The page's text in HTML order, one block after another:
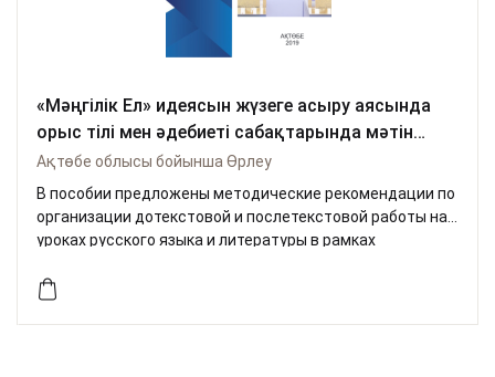
«Мәңгілік Ел» идеясын жүзеге асыру аясында
орыс тілі мен әдебиеті сабақтарында мәтін
алды және мәтіннен кейінгі жұмыстар
Ақтөбе облысы бойынша Өрлеу
В пособии предложены методические рекомендации по
организации дотекстовой и послетекстовой работы на
уроках русского языка и литературы в рамках
и приемы работы с текстом помогут учителям-